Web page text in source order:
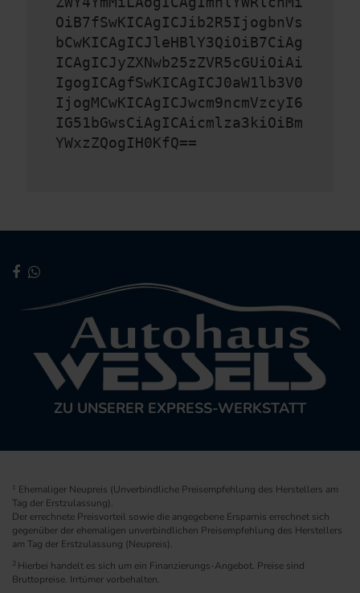
OiB7fSwKICAgICJib2R5IjogbnVs
bCwKICAgICJleHBlY3QiOiB7CiAg
ICAgICJyZXNwb25zZVR5cGUiOiAi
IgogICAgfSwKICAgICJ0aW1lb3V0
IjogMCwKICAgICJwcm9ncmVzcyI6
IG51bGwsCiAgICAicmlza3kiOiBm
YWxzZQogIH0KfQ==
ZU UNSERER EXPRESS-WERKSTATT
1 Ehemaliger Neupreis (Unverbindliche Preisempfehlung des Herstellers am
Tag der Erstzulassung).
Der errechnete Preisvorteil sowie die angegebene Ersparnis errechnet sich
gegenüber der ehemaligen unverbindlichen Preisempfehlung des Herstellers
am Tag der Erstzulassung (Neupreis).
2 Hierbei handelt es sich um ein Finanzierungs-Angebot. Preise sind
Bruttopreise. Irrtümer vorbehalten.